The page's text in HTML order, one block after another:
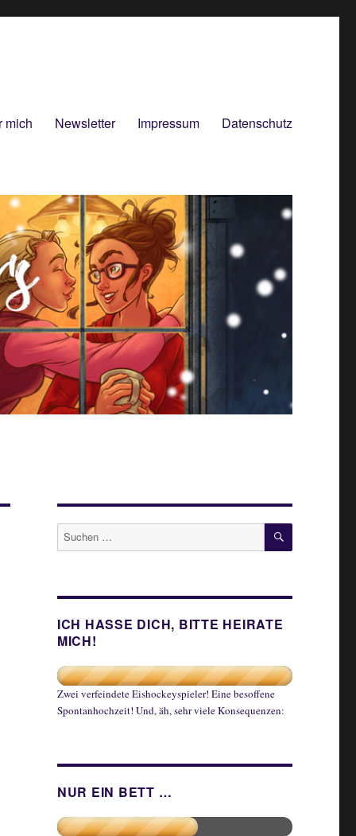
mich Newsletter Impressum Datenschutz
Suche
nach:
SUCHEN
ICH HASSE DICH, BITTE HEIRATE
MICH!
Zwei verfeindete Eishockeyspieler! Eine besoffene
Spontanhochzeit! Und, äh, sehr viele Konsequenzen:
NUR EIN BETT …